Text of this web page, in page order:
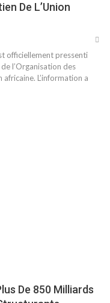
De L’Union
officiellement pressenti
l’Organisation des
africaine. L’information a
De 850 Milliards